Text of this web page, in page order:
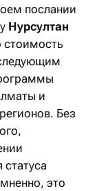
послании
Нурсултан
стоимость
и
Без
статуса
это